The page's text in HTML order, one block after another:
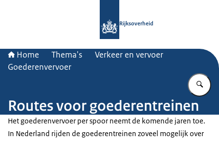
Rijksoverheid
Home Thema's
Verkeer en vervoer
Goederenvervoer
Routes voor goederentreinen
Het goederenvervoer per spoor neemt de komende jaren toe.
In Nederland rijden de goederentreinen zoveel mogelijk over